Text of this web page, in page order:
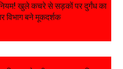
खुले कचरे से सड़कों पर दुर्गंध का
विभाग बने मूकदर्शक